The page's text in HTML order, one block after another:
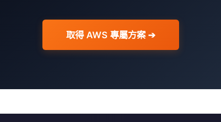
取得 AWS 專屬方案 ➔